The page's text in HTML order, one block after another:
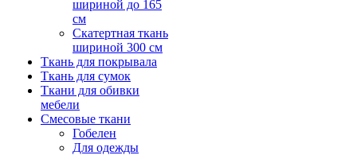
шириной до 165
см
Скатертная ткань
шириной 300 см
Ткань для покрывала
Ткань для сумок
Ткани для обивки
мебели
Смесовые ткани
Гобелен
Для одежды